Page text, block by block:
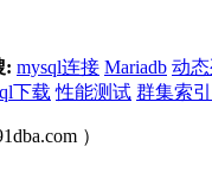
: mysql连接 Mariadb 动
下载 性能测试 群集索引
）